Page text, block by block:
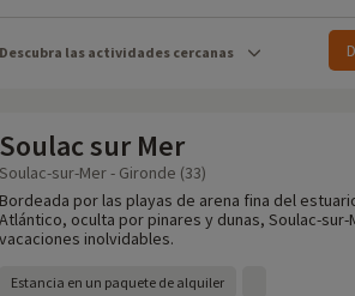
Descubra las actividades cercanas
Soulac sur Mer
Soulac-sur-Mer - Gironde (33)
Bordeada por las playas de arena fina del
Atlántico, oculta por pinares y dunas, Soulac-
vacaciones inolvidables.
Estancia en un paquete de alquiler